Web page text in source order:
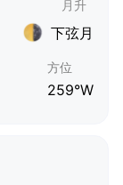
下弦月
方位
259°W